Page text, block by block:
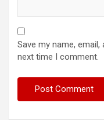
Save my name,
next time I comment.